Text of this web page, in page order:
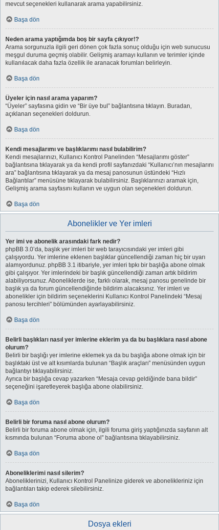
mevcut seçenekleri kullanarak arama yapabilirsiniz.
Başa dön
Neden arama yaptığımda boş bir sayfa çıkıyor!?
Arama sorgunuzla ilgili geri dönen çok fazla sonuç olduğu için web sunucusu
meşgul duruma geçmiş olabilir. Gelişmiş aramayı kullanın ve terimler içinde
kullanılacak daha fazla özellik ile aranacak forumları belirleyin.
Başa dön
Üyeler için nasıl arama yaparım?
“Üyeler” sayfasına gidin ve “Bir üye bul” bağlantısına tıklayın. Buradan,
açıklanan seçenekleri doldurun.
Başa dön
Kendi mesajlarımı ve başlıklarımı nasıl bulabilirim?
Kendi mesajlarınızı, Kullanıcı Kontrol Panelinden “Mesajlarımı göster”
bağlantısına tıklayarak ya da kendi profil sayfanızdaki “Kullanıcı’nın mesajlarını
ara” bağlantısına tıklayarak ya da mesaj panosunun üstündeki “Hızlı
Bağlantılar” menüsüne tıklayarak bulabilirsiniz. Başlıklarınızı aramak için,
Gelişmiş arama sayfasını kullanın ve uygun olan seçenekleri doldurun.
Başa dön
Abonelikler ve Yer imleri
Yer imi ve abonelik arasındaki fark nedir?
phpBB 3.0’da, başlık yer imleri bir web tarayıcısındaki yer imleri gibi
çalışıyordu. Yer imlerine eklenen başlıklar güncellendiği zaman hiç bir uyarı
alamıyordunuz. phpBB 3.1 itibariyle, yer imleri tıpkı bir başlığa abone olmak
gibi çalışıyor. Yer imlerindeki bir başlık güncellendiği zaman artık bildirim
alabiliyorsunuz. Aboneliklerde ise, farklı olarak, mesaj panosu genelinde bir
başlık ya da forum güncellendiğinde bildirim alacaksınız. Yer imleri ve
abonelikler için bildirim seçeneklerini Kullanıcı Kontrol Panelindeki “Mesaj
panosu tercihleri” bölümünden ayarlayabilirsiniz.
Başa dön
Belirli başlıkları nasıl yer imlerine eklerim ya da bu başlıklara nasıl abone
olurum?
Belirli bir başlığı yer imlerine eklemek ya da bu başlığa abone olmak için bir
başlıktaki üst ve alt kısımlarda bulunan “Başlık araçları” menüsünden uygun
bağlantıyı tıklayabilirsiniz.
Ayrıca bir başlığa cevap yazarken “Mesaja cevap geldiğinde bana bildir”
seçeneğini işaretleyerek başlığa abone olabilirsiniz.
Başa dön
Belirli bir foruma nasıl abone olurum?
Belirli bir foruma abone olmak için, ilgili foruma giriş yaptığınızda sayfanın alt
kısmında bulunan “Foruma abone ol” bağlantısına tıklayabilirsiniz.
Başa dön
Aboneliklerimi nasıl silerim?
Aboneliklerinizi, Kullanıcı Kontrol Panelinize giderek ve abonelikleriniz için
bağlantıları takip ederek silebilirsiniz.
Başa dön
Dosya ekleri